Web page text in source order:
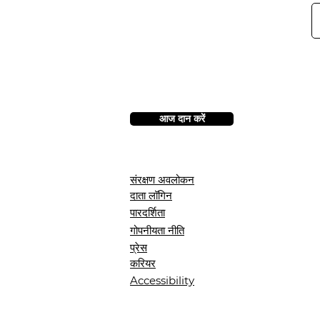
आज दान करें
संरक्षण अवलोकन
दाता लॉगिन
पारदर्शिता
गोपनीयता नीति
प्रेस
करियर
Accessibility